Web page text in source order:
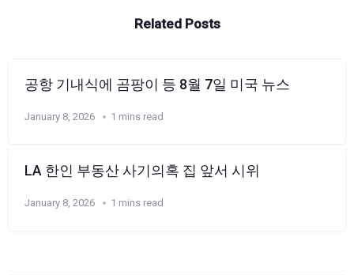
Related Posts
공항 기내식에 곰팡이 등 8월 7일 미국 뉴스
January 8, 2026 1 mins read
LA 한인 부동산 사기의혹 집 앞서 시위
January 8, 2026 1 mins read